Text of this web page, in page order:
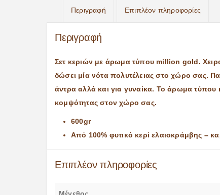
Περιγραφή Επιπλέον πληροφορίες
Περιγραφή
Σετ κεριών με άρωμα τύπου million gold.
δώσει μία νότα πολυτέλειας στο χώρο σας.
άντρα αλλά και για γυναίκα. Το άρωμα
κομψότητας στον χώρο σας.
600gr
Aπό 100% φυτικό κερί ελαιοκράμβης –
Επιπλέον πληροφορίες
Μέγεθος